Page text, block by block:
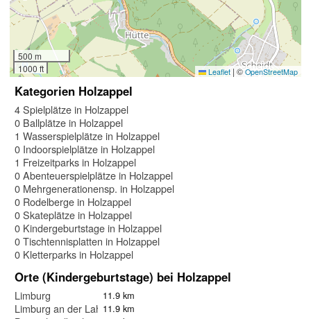
500 m
1000 ft
Leaflet | ©OpenStreetMap
Kategorien Holzappel
4 Spielplätze in Holzappel
0 Ballplätze in Holzappel
1 Wasserspielplätze in Holzappel
0 Indoorspielplätze in Holzappel
1 Freizeitparks in Holzappel
0 Abenteuerspielplätze in Holzappel
0 Mehrgenerationensp. in Holzappel
0 Rodelberge in Holzappel
0 Skateplätze in Holzappel
0 Kindergeburtstage in Holzappel
0 Tischtennisplatten in Holzappel
0 Kletterparks in Holzappel
Orte (Kindergeburtstage) bei Holzappel
Limburg 11.9 km
Limburg an der Lahn11.9 km